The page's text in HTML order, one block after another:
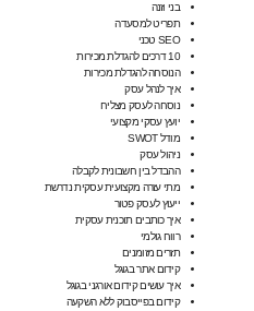
בני וזנה
תפריט למסעדה
SEO טכני
10 דרכים להגדלת מכירות
הנוסחה להגדלת מכירות
איך לנהל עסק
נוסחה לעסק מצליח
יועץ עסקי מקצועי
מודל SWOT
ניהול עסק
ההבדל בין חשבונית לקבלה
מתי עזרה מקצועית עסקית נדרשת
ייעוץ לעסק פטור
איך כותבים תוכנית עסקית
רווח גולמי
תזרים מזומנים
קידום אתר בגוגל
איך עושים קידום אורגני בגוגל
קידום בפייסבוק ללא השקעה